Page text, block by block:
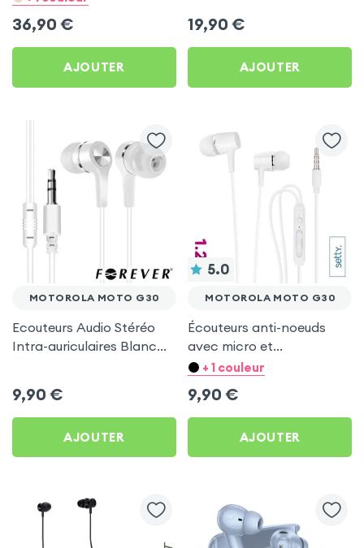
36,90 €
AJOUTER
Motorola Moto G30
19,90 €
AJOUTER
MOTOROLA MOTO G30
Ecouteurs Audio Stéréo
Intra-auriculaires Blanc
9,90 €
AJOUTER
5.0
MOTOROLA MOTO G30
Écouteurs anti-noeuds
avec micro et
télécommande - prise
Motorola Moto G30
+ 1 couleur
9,90 €
AJOUTER